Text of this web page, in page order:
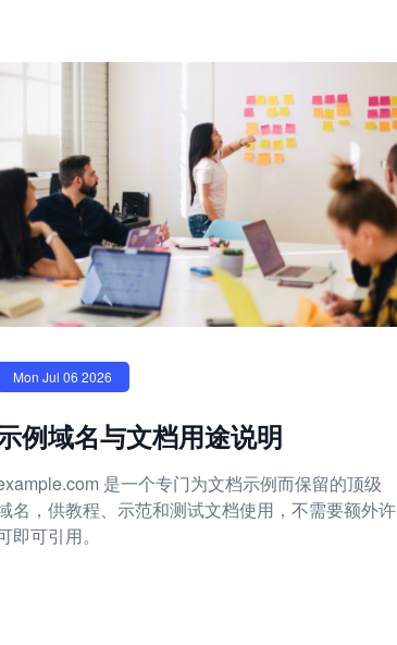
Mon Jul 06 2026
例域名与文档用途说明
是一个专门为文档示例而保留的顶级
名，供教程、示范和测试文档使用，不需要额外许
即可引用。